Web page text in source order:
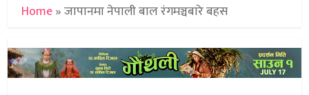
Home»जापानमा नेपाली बाल रंगमञ्चबारे बहस